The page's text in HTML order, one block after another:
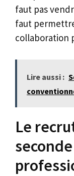
faut pas
faut
collaboration
Lire aussi :
Le